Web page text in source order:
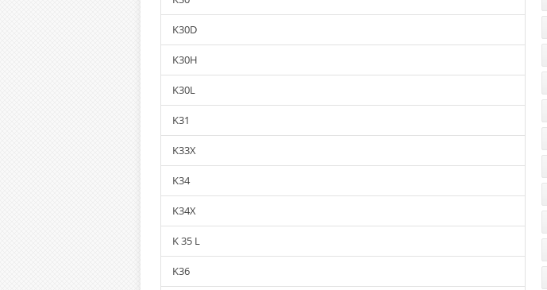
K30D
K30H
K30L
K31
K33X
K34
K34X
K 35 L
K36